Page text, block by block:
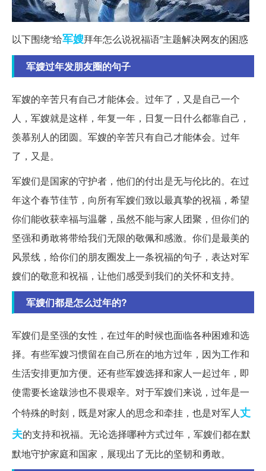
以下围绕“给军嫂拜年怎么说祝福语”主题解决网友的困惑
军嫂过年发朋友圈的句子
军嫂的辛苦只有自己才能体会。过年了，又是自己一个
人，军嫂就是这样，年复一年，日复一日什么都靠自己，
羡慕别人的团圆。军嫂的辛苦只有自己才能体会。过年
了，又是。
军嫂们是国家的守护者，他们的付出是无与伦比的。在过
年这个春节佳节，向所有军嫂们致以最真挚的祝福，希望
你们能收获幸福与温馨，虽然不能与家人团聚，但你们的
坚强和勇敢将带给我们无限的敬佩和感激。你们是最美的
风景线，给你们的朋友圈发上一条祝福的句子，表达对军
嫂们的敬意和祝福，让他们感受到我们的关怀和支持。
军嫂们都是怎么过年的?
军嫂们是坚强的女性，在过年的时候也面临各种困难和选
择。有些军嫂习惯留在自己所在的地方过年，因为工作和
生活安排更加方便。还有些军嫂选择和家人一起过年，即
使需要长途跋涉也不畏艰辛。对于军嫂们来说，过年是一
个特殊的时刻，既是对家人的思念和牵挂，也是对军人丈
夫的支持和祝福。无论选择哪种方式过年，军嫂们都在默
默地守护家庭和国家，展现出了无比的坚韧和勇敢。